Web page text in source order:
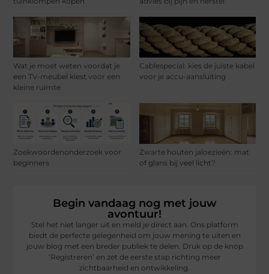
Wat je moet weten voordat je
een TV-meubel kiest voor een
kleine ruimte
Cablespecial: kies de juiste kabel
voor je accu-aansluiting
Zoekwoordenonderzoek voor
beginners
Zwarte houten jaloezieën: mat
of glans bij veel licht?
Begin vandaag nog met jouw
avontuur!
Stel het niet langer uit en meld je direct aan. Ons platform
biedt de perfecte gelegenheid om jouw mening te uiten en
jouw blog met een breder publiek te delen. Druk op de knop
‘Registreren’ en zet de eerste stap richting meer
zichtbaarheid en ontwikkeling.